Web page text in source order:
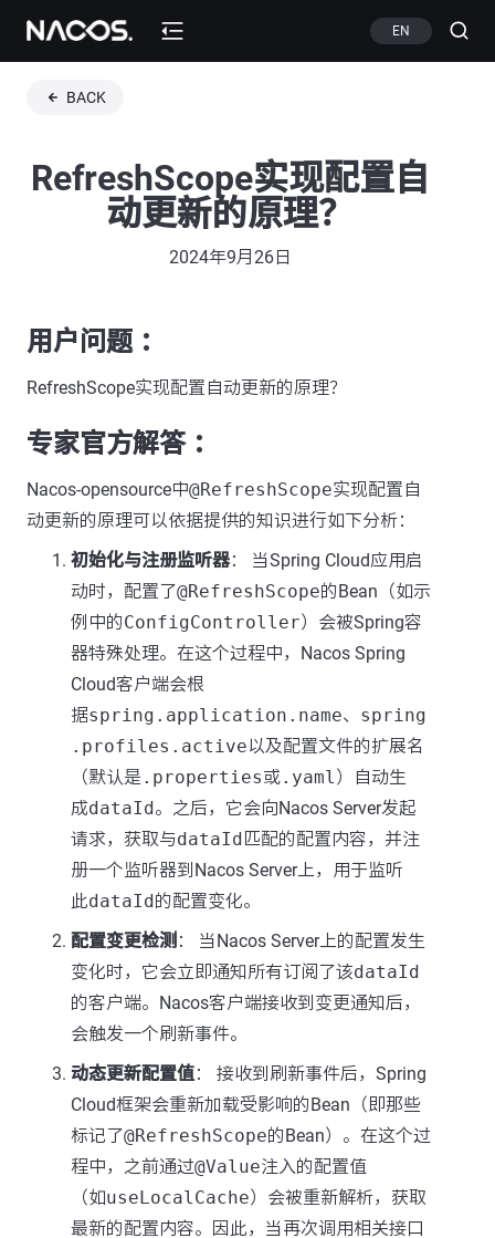
EN
BACK
RefreshScope实现配置自
动更新的原理？
2024年9月26日
用户问题 ：
RefreshScope实现配置自动更新的原理？
专家官方解答 ：
Nacos-opensource中@RefreshScope实现配置自
动更新的原理可以依据提供的知识进行如下分析：
初始化与注册监听器： 当Spring Cloud应用启
动时，配置了@RefreshScope的Bean（如示
例中的ConfigController）会被Spring容
器特殊处理。在这个过程中，Nacos Spring
Cloud客户端会根
据spring.application.name、 spring
.profiles.active以及配置文件的扩展名
（默认是 .properties或.yaml）自动生
成dataId。之后，它会向Nacos Server发起
请求，获取与dataId 匹配的配置内容，并注
册一个监听器到Nacos Server上，用于监听
此dataId的配置变化。
配置变更检测 ： 当Nacos Server上的配置发生
变化时，它会立即通知所有订阅了该dataId
的客户端。Nacos客户端接收到变更通知后，
会触发一个刷新事件。
动态更新配置值： 接收到刷新事件后，Spring
Cloud框架会重新加载受影响的Bean（即那些
标记了@RefreshScope的Bean）。在这个过
程中，之前通过@Value注入的配置值
（如useLocalCache）会被重新解析，获取
最新的配置内容。因此，当再次调用相关接口